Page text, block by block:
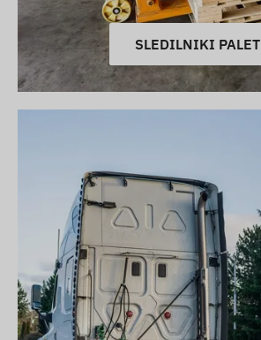
SLEDILNIKI PALET